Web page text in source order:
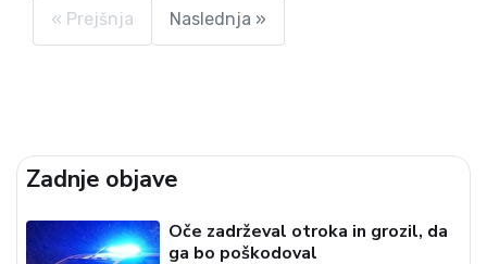
Franca...
« Prejšnja Naslednja »
Zadnje objave
Oče zadrževal otroka in grozil, da
ga bo poškodoval